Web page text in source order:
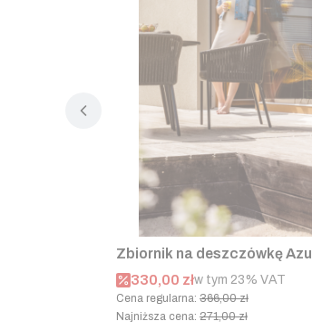
Zbiornik na deszczówkę
Cena promocyjna brutto
330,00 złw tym %s VAT
w tym 23% VAT
Cena regularna: 366,00 zł
Najniższa cena: 271,00 zł